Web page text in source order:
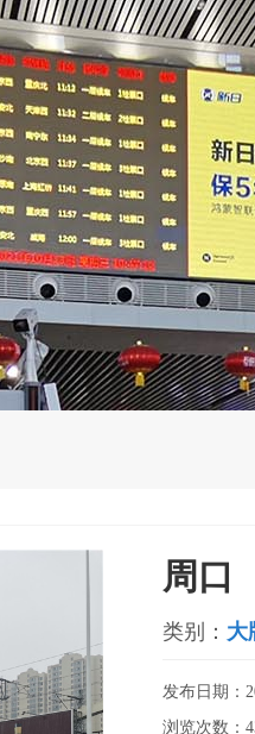
周口
类别： 大
发布日期：
浏览次数：